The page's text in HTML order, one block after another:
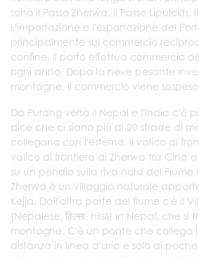
sono il Passo Zherwa, il Passo Lipulekh,
L'importazione e l'esportazione del
principalmente sul commercio
confine. Il porto effettua commercio
ogni anno. Dopo la neve pesante
montagne, il commercio viene sospeso.
Da Purang verso il Nepal e l'India c'è
dice che ci siano più di 20 strade di
collegano con l'esterno. Il valico di
valico di frontiera di Zherwa tra Cina
su un pendio sulla riva nord del
Zherwa è un villaggio naturale
Kejia. Dall'altra parte del fiume c'è il
(Nepalese: हिल्सा, hilsā) in Nepal, che
montagne. C'è un ponte che collega
distanza in linea d'aria è solo di